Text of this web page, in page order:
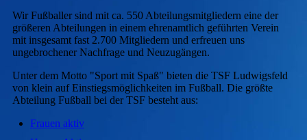
Wir Fußballer sind mit ca. 550 Abteilungsmitgliedern eine der
größeren Abteilungen in einem ehrenamtlich geführten Verein
mit insgesamt fast 2.700 Mitgliedern und erfreuen uns
ungebrochener Nachfrage und Neuzugängen.
Unter dem Motto "Sport mit Spaß" bieten die TSF Ludwigsfeld
von klein auf Einstiegsmöglichkeiten im Fußball. Die größte
Abteilung Fußball bei der TSF besteht aus:
Frauen aktiv